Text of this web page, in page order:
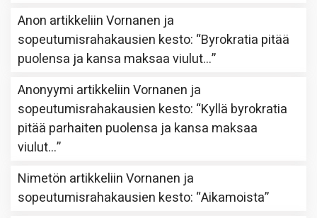
Anon artikkeliinVornanen ja
sopeutumisrahakausien kesto: “Byrokratia pitää
puolensa ja kansa maksaa viulut…”
Anonyymi artikkeliinVornanen ja
sopeutumisrahakausien kesto: “Kyllä byrokratia
pitää parhaiten puolensa ja kansa maksaa
viulut…”
Nimetön artikkeliinVornanen ja
sopeutumisrahakausien kesto: “Aikamoista”